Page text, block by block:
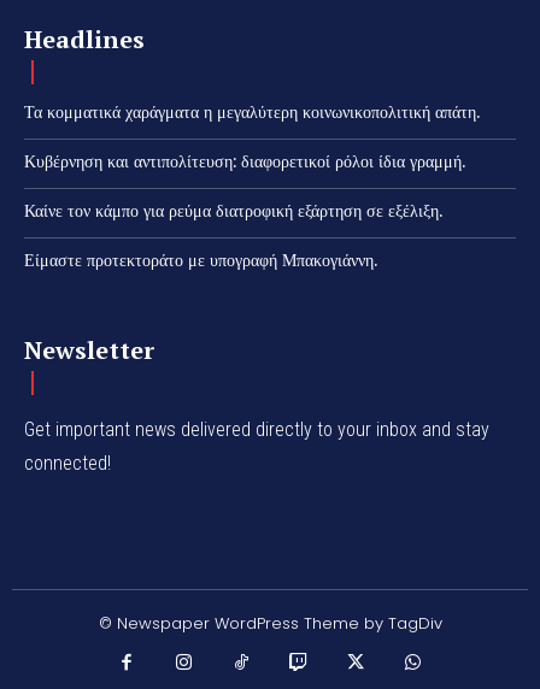
Headlines
Τα κομματικά χαράγματα η μεγαλύτερη κοινωνικοπολιτική απάτη.
Κυβέρνηση και αντιπολίτευση: διαφορετικοί ρόλοι ίδια γραμμή.
Καίνε τον κάμπο για ρεύμα διατροφική εξάρτηση σε εξέλιξη.
Είμαστε προτεκτοράτο με υπογραφή Μπακογιάννη.
Newsletter
Get important news delivered directly to your inbox and stay
connected!
© Newspaper WordPress Theme by TagDiv